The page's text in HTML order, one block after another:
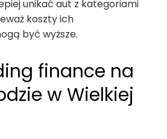
unikać aut z kategoriami
koszty ich
być wyższe.
finance na
w Wielkiej